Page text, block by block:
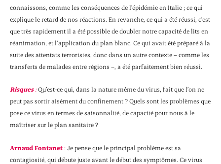
connaissons, comme les conséquences de l’épidémie en Italie ; ce qui
explique le retard de nos réactions. En revanche, ce qui a été réussi, c’est
que très rapidement il a été possible de doubler notre capacité de lits en
réanimation, et l’application du plan blanc. Ce qui avait été préparé à la
suite des attentats terroristes, donc dans un autre contexte – comme les
transferts de malades entre régions –, a été parfaitement bien réussi.
Risques:Qu’est-ce qui, dans la nature même du virus, fait que l’on ne
peut pas sortir aisément du confinement ? Quels sont les problèmes que
pose ce virus en termes de saisonnalité, de capacité pour nous à le
maîtriser sur le plan sanitaire ?
Arnaud Fontanet :Je pense que le principal problème est sa
contagiosité, qui débute juste avant le début des symptômes. Ce virus